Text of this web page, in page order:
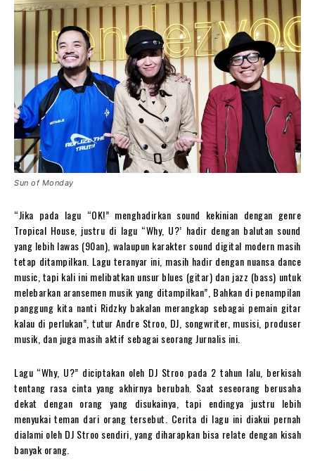
Sun of Monday
“Jika pada lagu “OK!” menghadirkan sound kekinian dengan genre
Tropical House, justru di lagu “Why, U?’ hadir dengan balutan sound
yang lebih lawas (90an), walaupun karakter sound digital modern masih
tetap ditampilkan. Lagu teranyar ini, masih hadir dengan nuansa dance
music, tapi kali ini melibatkan unsur blues (gitar) dan jazz (bass) untuk
melebarkan aransemen musik yang ditampilkan”, Bahkan di penampilan
panggung kita nanti Ridzky bakalan merangkap sebagai pemain gitar
kalau di perlukan”, tutur Andre Stroo, DJ, songwriter, musisi, produser
musik, dan juga masih aktif sebagai seorang Jurnalis ini.
Lagu “Why, U?” diciptakan oleh DJ Stroo pada 2 tahun lalu, berkisah
tentang rasa cinta yang akhirnya berubah. Saat seseorang berusaha
dekat dengan orang yang disukainya, tapi endingya justru lebih
menyukai teman dari orang tersebut. Cerita di lagu ini diakui pernah
dialami oleh DJ Stroo sendiri, yang diharapkan bisa relate dengan kisah
banyak orang.